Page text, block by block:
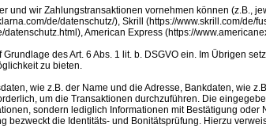
und wir Zahlungstransaktionen vornehmen können (z.B.,
de/datenschutz/), Skrill (https://www.skrill.com/
American Express (https://
des Art. 6 Abs. 1 lit. b. DSGVO ein. Im Übrigen
zu bieten.
wie z.B. der Name und die Adresse, Bankdaten, wie
um die Transaktionen durchzuführen. Die
sondern lediglich Informationen mit Bestätigung
die Identitäts- und Bonitätsprüfung. Hierzu